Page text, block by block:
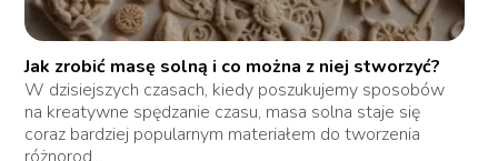
Jak zrobić masę solną i co można z niej stworzyć?
W dzisiejszych czasach, kiedy poszukujemy sposobów
na kreatywne spędzanie czasu, masa solna staje się
coraz bardziej popularnym materiałem do tworzenia